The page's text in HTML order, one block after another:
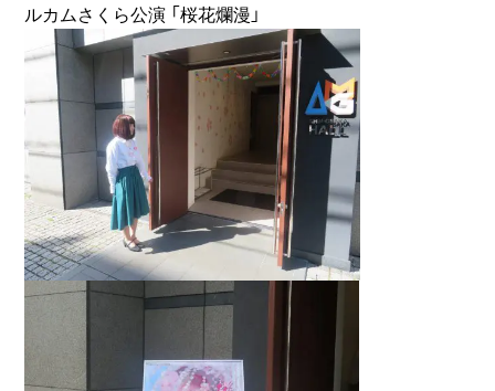
ルカムさくら公演 「桜花爛漫」